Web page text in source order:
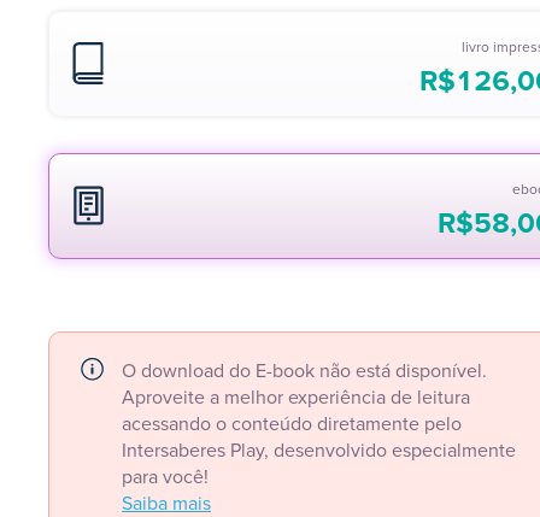
livro
R$
R$
O download do E-book não está disponível.
Aproveite a melhor experiência de leitura
acessando o conteúdo diretamente pelo
Intersaberes Play, desenvolvido especialmente
para você!
Saiba mais